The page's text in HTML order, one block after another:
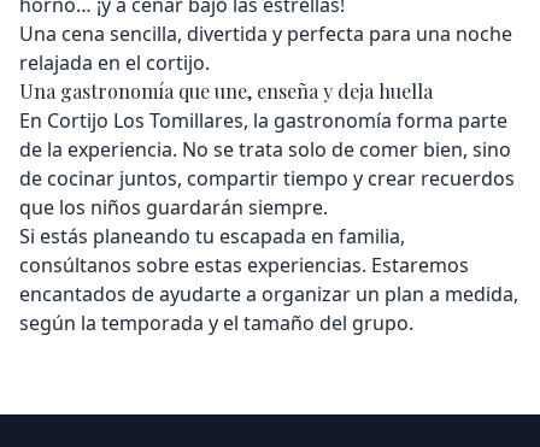
Una cena sencilla, divertida y perfecta para una noche
relajada en el cortijo.
Una gastronomía que une, enseña y deja huella
En Cortijo Los Tomillares, la gastronomía forma parte
de la experiencia. No se trata solo de comer bien, sino
de cocinar juntos, compartir tiempo y crear recuerdos
que los niños guardarán siempre.
Si estás planeando tu escapada en familia,
consúltanos sobre estas experiencias. Estaremos
encantados de ayudarte a organizar un plan a medida,
según la temporada y el tamaño del grupo.